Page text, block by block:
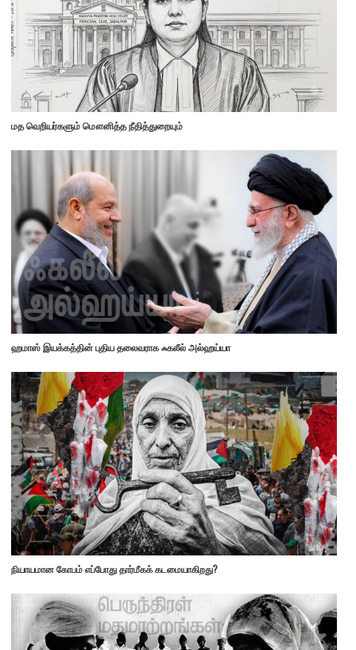
மத வெறியர்களும் மௌனித்த நீதித்துறையும்
ஹமாஸ் இயக்கத்தின் புதிய தலைவராக ஃகலீல் அல்ஹய்யா
நியாயமான கோபம் எப்போது தார்மீகக் கடமையாகிறது?